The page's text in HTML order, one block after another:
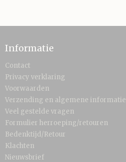
Informatie
Contact
Privacy verklaring
Voorwaarden
Verzending en algemene informatie
Veel gestelde vragen
Formulier herroeping/retouren
Bedenktijd/Retour
Klachten
Nieuwsbrief